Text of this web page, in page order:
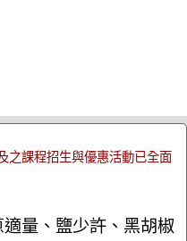
之課程招生與優惠活動已全面
量、鹽少許、黑胡椒